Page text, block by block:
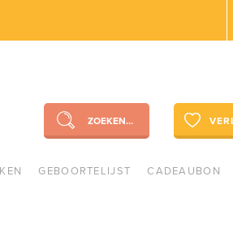
ZOEKEN...
SEARCH
GEBOORTELIJST CADEAUBON